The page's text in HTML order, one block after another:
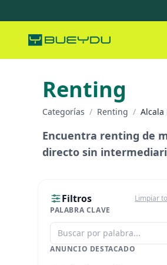
Renting
Categorías / Renting / Alcala
Encuentra renting de
directo sin
Filtros
Limpiar
PALABRA CLAVE
ANUNCIO DESTACADO